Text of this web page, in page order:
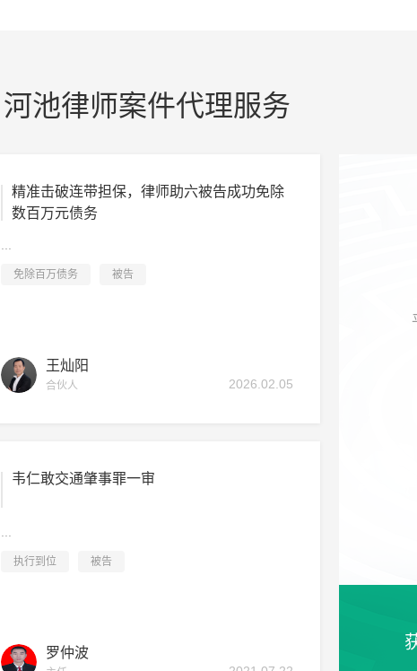
河池律师案件代理服务
精准击破连带担保，律师助六被告成功免除
数百万元债务
免除百万债务 被告
2026.02.05
王灿阳
合伙人
韦仁敢交通肇事罪一审
执行到位 被告
罗仲波